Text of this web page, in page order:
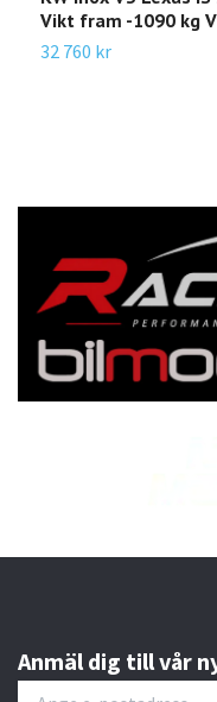
Vikt fram -1090 kg
32 760 kr
Anmäl dig till vår